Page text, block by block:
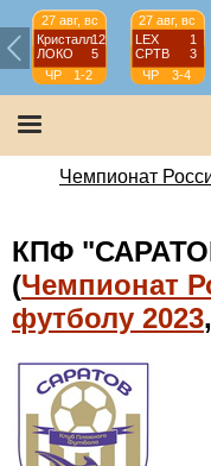
27 авг, вс
Кристалл12
ЛОКО
5
ЧР
1-2
27 авг, вс
LEX
1
СРТВ
3
ЧР
3-4
Чемпионат
КПФ
(Чемпионат
футболу 2023,